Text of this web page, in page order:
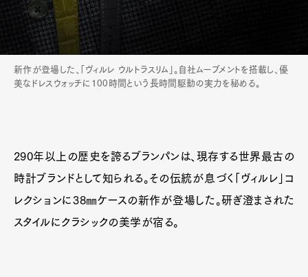
Art&DesignWatch
GourmetCars
ProductCulture Lifestyle
新作が登場した、「ヴィルレ ウルトラスリム」。自社ムーブメントを搭載し、優
美なドレスウォッチに100時間という長時間駆動の実力を秘める。
290年以上の歴史を誇るブランパンは、現存する世界最古の
時計ブランドとして知られる。その伝統が息づく「ヴィルレ」コ
レクションに38㎜ケースの新作が登場した。研ぎ澄まされた
スタイルにクラシックの美学が宿る。